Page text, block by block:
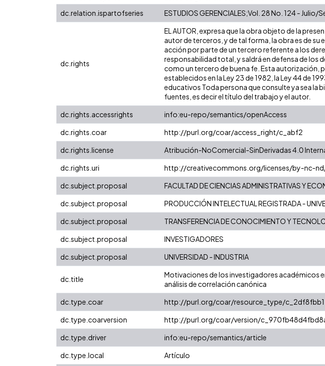
dc.relation.ispartofseries
ESTUDIOS GERENCIALES;Vol. 28 No. 124 - Julio/
dc.rights
EL AUTOR, expresa que la obra objeto de la
autor de terceros, y de tal forma, la obra es de su
acción por parte de un tercero referente a los
responsabilidad total, y saldrá en defensa de los
como un tercero de buena fe. Esta autorización,
establecidos en la Ley 23 de 1982, la Ley 44 de
educativos Toda persona que consulte ya sea
fuentes, es decir el título del trabajo y el autor.
dc.rights.accessrights info:eu-repo/semantics/openAccess
dc.rights.coar
http://purl.org/coar/access_right/c_abf2
dc.rights.license
Atribución-NoComercial-SinDerivadas 4.0
dc.rights.uri
http://creativecommons.org/licenses/by-nc-
dc.subject.proposal
FACULTAD DE CIENCIAS ADMINISTRATIVAS Y
dc.subject.proposal
PRODUCCIÓN INTELECTUAL REGISTRADA -
dc.subject.proposal
TRANSFERENCIA DE CONOCIMIENTO Y
dc.subject.proposal
INVESTIGADORES
dc.subject.proposal
UNIVERSIDAD - INDUSTRIA
dc.title
Motivaciones de los investigadores académicos
análisis de correlación canónica
dc.type.coar
http://purl.org/coar/resource_type/c_2df8fbb1
dc.type.coarversion
http://purl.org/coar/version/
dc.type.driver
info:eu-repo/semantics/article
dc.type.local
Artículo